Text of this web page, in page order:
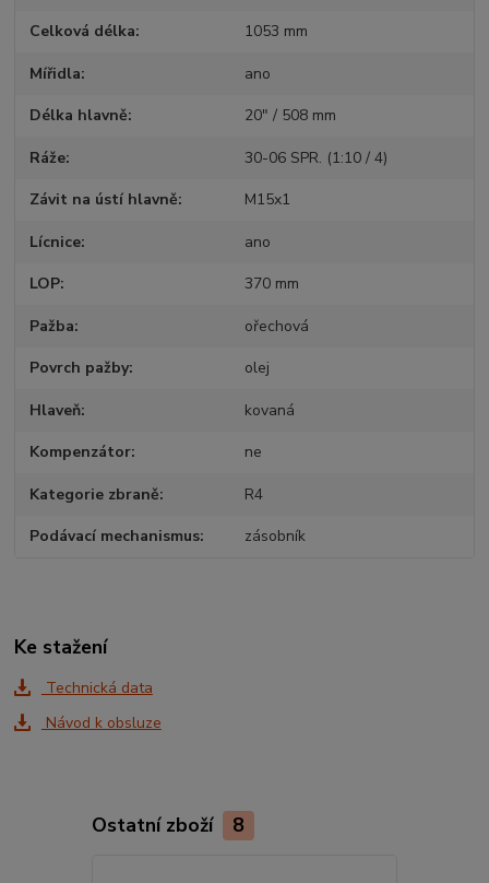
Celková délka 1053 mm
Mířidla ano
Délka hlavně 20" / 508 mm
Ráže 30-06 SPR. (1:10 / 4)
Závit na ústí hlavně M15x1
Lícnice ano
LOP 370 mm
Pažba ořechová
Povrch pažby olej
Hlaveň kovaná
Kompenzátor ne
Kategorie zbraně R4
Podávací mechanismus zásobník
Ke stažení
Technická data
Návod k obsluze
Ostatní zboží 8